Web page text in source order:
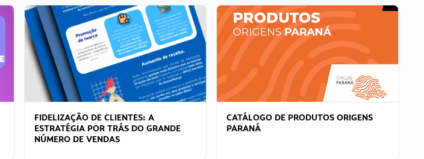
FIDELIZAÇÃO DE CLIENTES: A
ESTRATÉGIA POR TRÁS DO GRANDE
NÚMERO DE VENDAS
CATÁLOGO DE PRODUTOS ORIGENS
PARANÁ